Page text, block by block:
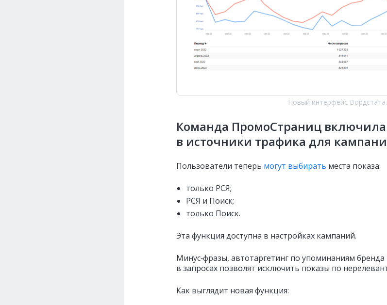
Новый интерфейс
Команда ПромоСтраниц
в источники трафика для
Пользователи теперь могут выбирать места показа:
только РСЯ;
РСЯ и Поиск;
только Поиск.
Эта функция доступна в настройках кампаний.
Минус‑фразы, автотаргетинг по упоминаниям
в запросах позволят исключить показы по
Как выглядит новая функция: